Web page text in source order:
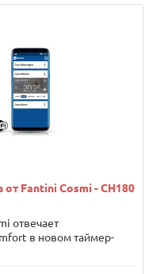
Fantini Cosmi - CH180
отвечает
в новом таймер-